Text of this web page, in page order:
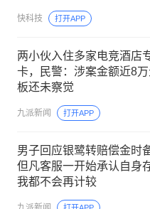
快科技 打开APP
两小伙入住多家电竞酒店
卡，民警：涉案金额近8
板还未察觉
九派新闻 打开APP
男子回应银鹭转赔偿金时备
但凡客服一开始承认自身
我都不会再计较